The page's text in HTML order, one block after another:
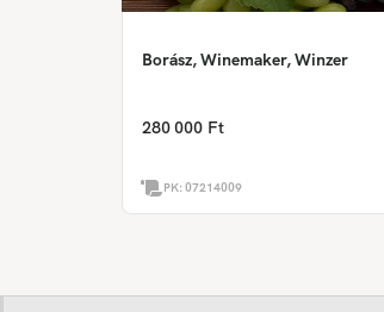
Borász, Winemaker, Winzer
280 000 Ft
PK:07214009